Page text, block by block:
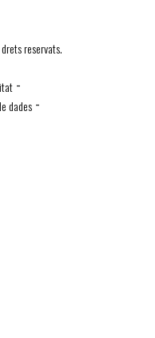
reservats.
-
dades-